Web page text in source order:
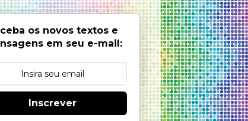
os novos textos e
em seu e-mail:
Inscrever